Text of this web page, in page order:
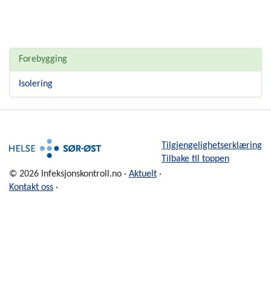
Forebygging
Isolering
Tilgjengelighetserklæring
Tilbake til toppen
© 2026 Infeksjonskontroll.no · Aktuelt ·
Kontakt oss ·